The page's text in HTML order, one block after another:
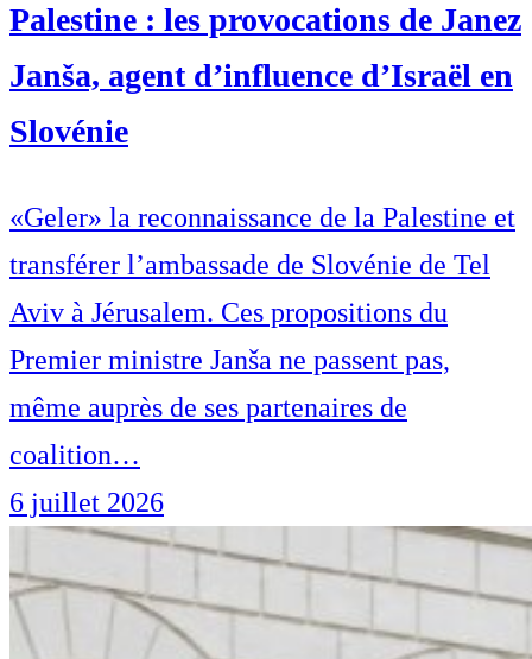
Palestine : les provocations de Janez
Janša, agent d’influence d’Israël en
Slovénie
«Geler» la reconnaissance de la Palestine et
transférer l’ambassade de Slovénie de Tel
Aviv à Jérusalem. Ces propositions du
Premier ministre Janša ne passent pas,
même auprès de ses partenaires de
coalition…
6 juillet 2026